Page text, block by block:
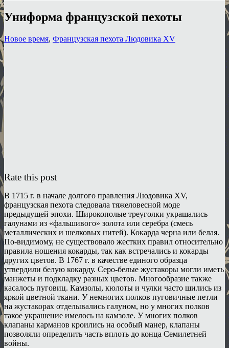
Униформа французской пехоты
Новое время, Французская пехота Людовика XV
Rate this post
В 1715 г. в начале долгого правления Людовика XV,
французская пехота следовала тяжеловесной моде
предыдущей эпохи. Широкополые треуголки украшались
галунами из «фальшивого» золота или серебра (смесь
металлических и шелковых нитей). Кокарда черна или белая.
По-видимому, не существовало жестких правил относительно
правила ношения кокарды, так как встречались и кокарды
других цветов. В 1767 г. в качестве единого образца
утвердили белую кокарду. Серо-белые жустакоры могли иметь
манжеты и подкладку разных цветов. Многообразие также
касалось пуговиц. Камзолы, кюлоты и чулки часто шились из
яркой цветной ткани. У немногих полков пуговичные петли
на жустакорах отделывались галуном, но у многих полков
такое украшение имелось на камзоле. У многих полков
клапаны карманов кроились на особый манер, клапаны
позволяли определить часть вплоть до конца Семилетней
войны.